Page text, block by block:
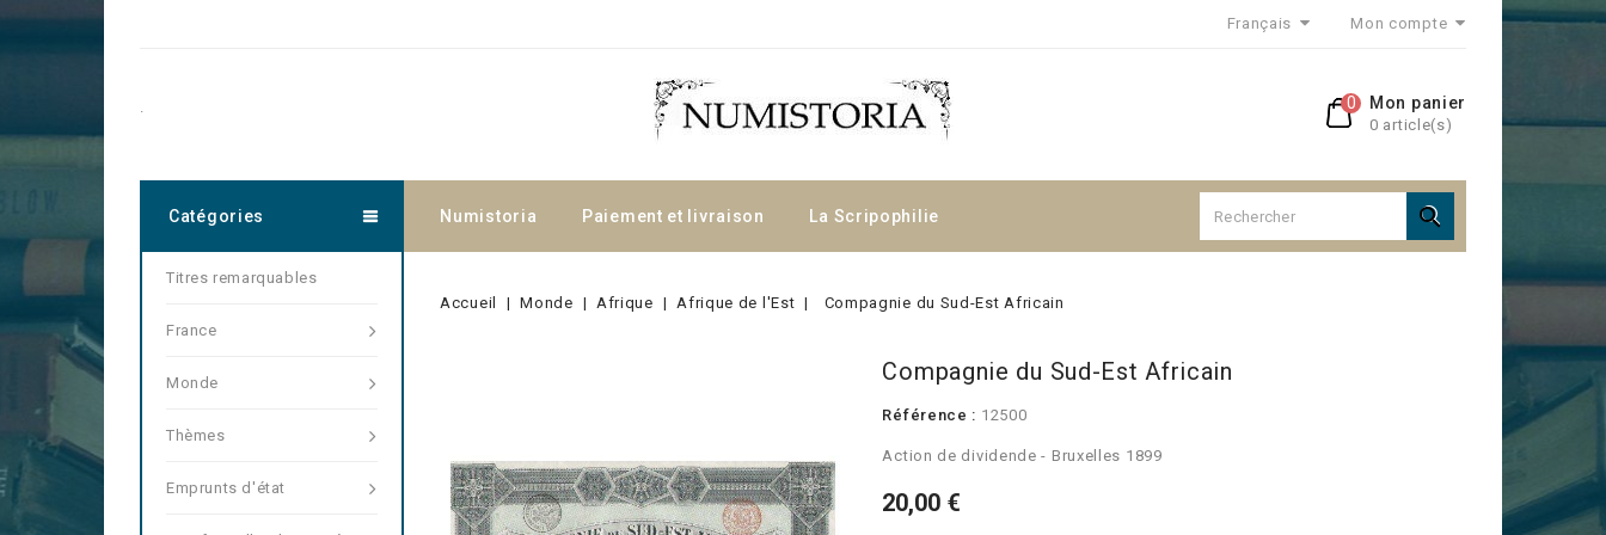
Français Mon compte
Mon panier
0 article(s)
0
.
Numistoria Paiement et livraison La Scripophilie 
Catégories
Titres remarquables
France
Monde
Thèmes
Emprunts d'état
Accueil Monde Afrique Afrique de l'Est Compagnie du Sud-Est Africain
Compagnie du Sud-Est Africain
Référence : 12500
Action de dividende - Bruxelles 1899
20,00 €